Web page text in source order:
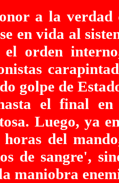
a la verdad
en vida al
orden
golpe de
el final
Luego, ya
horas del
de sangre',
maniobra